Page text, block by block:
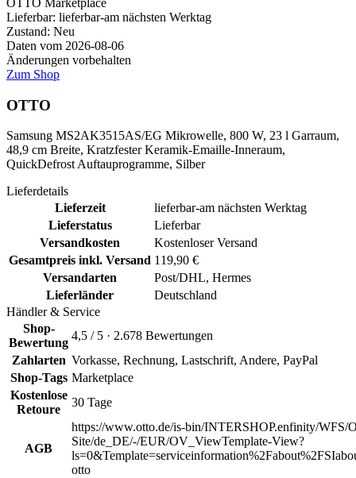
Lieferbar: lieferbar-am nächsten Werktag
Zustand: Neu
Daten vom 2026-08-06
Änderungen vorbehalten
Zum Shop
OTTO
Samsung MS2AK3515AS/EG Mikrowelle, 800 W, 23 l Garraum,
48,9 cm Breite, Kratzfester Keramik-Emaille-Inneraum,
QuickDefrost Auftauprogramme, Silber
Lieferdetails
Lieferzeit
lieferbar-am nächsten Werktag
Lieferstatus
Lieferbar
Versandkosten
Kostenloser Versand
Gesamtpreis inkl. Versand 119,90 €
Versandarten
Post/DHL, Hermes
Lieferländer
Deutschland
Händler & Service
Shop-
Bewertung
4,5 / 5 · 2.678 Bewertungen
Zahlarten Vorkasse, Rechnung, Lastschrift, Andere, PayPal
Shop-Tags Marketplace
Kostenlose
Retoure
30 Tage
AGB
https://www.otto.de/is-bin/INTERSHOP.enfinity/WFS/
Site/de_DE/-/EUR/OV_ViewTemplate-View?
otto